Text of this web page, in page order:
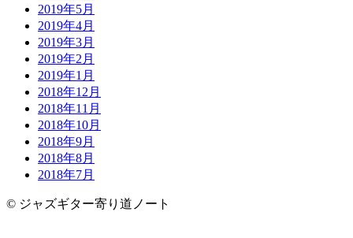
2019年5月
2019年4月
2019年3月
2019年2月
2019年1月
2018年12月
2018年11月
2018年10月
2018年9月
2018年8月
2018年7月
© ジャズギター寄り道ノート